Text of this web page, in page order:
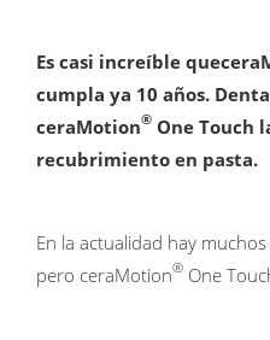
Es casi increíble
cumpla ya 10 años.
ceraMotion® One Touch
recubrimiento en pasta.
En la actualidad hay
pero ceraMotion® One